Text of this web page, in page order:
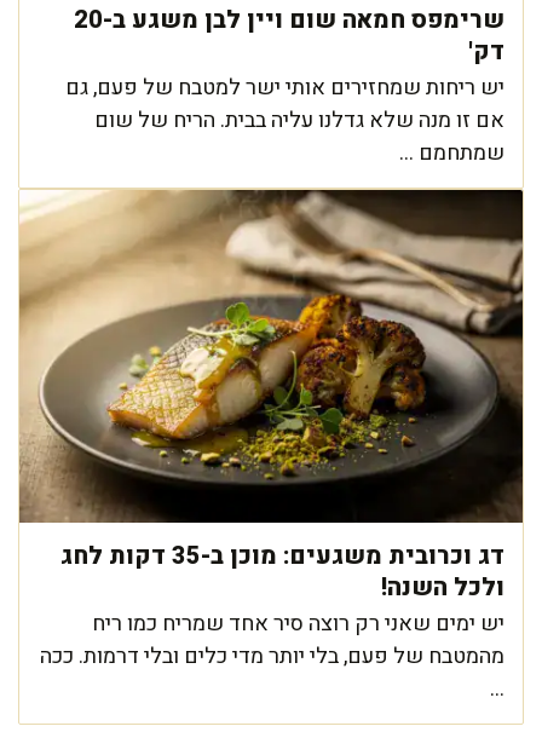
שרימפס חמאה שום ויין לבן משגע ב-20
דק'
יש ריחות שמחזירים אותי ישר למטבח של פעם, גם
אם זו מנה שלא גדלנו עליה בבית. הריח של שום
שמתחמם ...
דג וכרובית משגעים: מוכן ב-35 דקות לחג
ולכל השנה!
יש ימים שאני רק רוצה סיר אחד שמריח כמו ריח
מהמטבח של פעם, בלי יותר מדי כלים ובלי דרמות. ככה
...